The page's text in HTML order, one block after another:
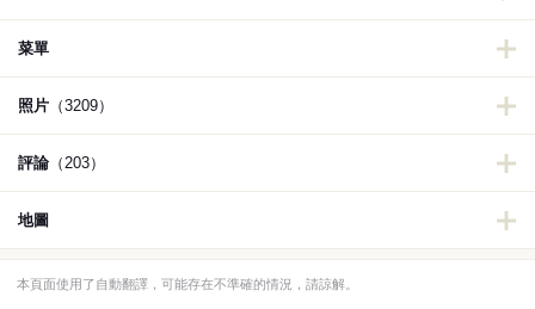
菜單
照片 （3209）
評論 （203）
地圖
本頁面使用了自動翻譯，可能存在不準確的情況，請諒解。